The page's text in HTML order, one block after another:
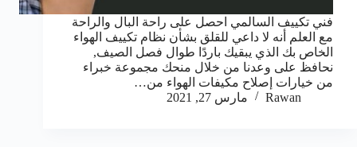
فني تكييف السالمي احصل على راحة البال والراحة
مع العلم أنه لا داعي للقلق بشأن نظام تكييف الهواء
الخاص بك الذي يبقيك باردًا طوال فصل الصيف,
نحافظ على وعدنا من خلال منحك مجموعة خبراء
من خيارات إصلاح مكيفات الهواء من…
Rawan
مارس 27, 2021